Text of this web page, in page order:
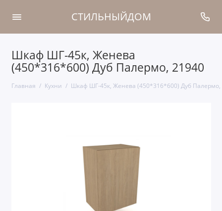
СТИЛЬНЫЙДОМ
Шкаф ШГ-45к, Женева
(450*316*600) Дуб Палермо, 21940
Главная Кухни Шкаф ШГ-45к, Женева (450*316*600) Дуб Палермо,